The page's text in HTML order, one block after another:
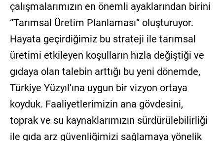
çalışmalarımızın en önemli ayaklarından birini
“Tarımsal Üretim Planlaması” oluşturuyor.
Hayata geçirdiğimiz bu strateji ile tarımsal
üretimi etkileyen koşulların hızla değiştiği ve
gıdaya olan talebin arttığı bu yeni dönemde,
Türkiye Yüzyıl’ına uygun bir vizyon ortaya
koyduk. Faaliyetlerimizin ana gövdesini,
toprak ve su kaynaklarımızın sürdürülebilirliği
ile gıda arz güvenliğimizi sağlamaya yönelik